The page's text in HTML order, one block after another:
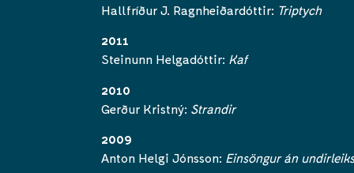
Hallfríður J. Ragnheiðardóttir: Triptych
2011
Steinunn Helgadóttir: Kaf
2010
Gerður Kristný: Strandir
2009
Anton Helgi Jónsson: Einsöngur án